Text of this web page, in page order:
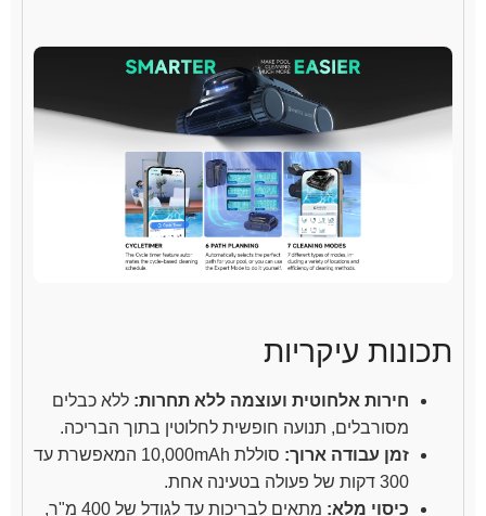
תכונות עיקריות
חירות אלחוטית ועוצמה ללא תחרות: ללא כבלים
מסורבלים, תנועה חופשית לחלוטין בתוך הבריכה.
זמן עבודה ארוך:
סוללת 10,000mAh המאפשרת עד
300 דקות של פעולה בטעינה אחת.
כיסוי מלא:
מתאים לבריכות עד לגודל של 400 מ"ר,